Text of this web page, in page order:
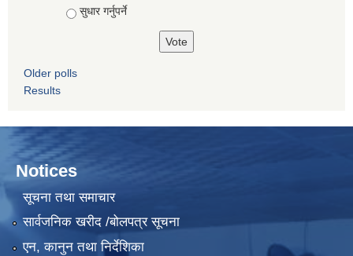
सुधार गर्नुपर्ने
Older polls
Results
Notices
सूचना तथा समाचार
सार्वजनिक खरीद /बोलपत्र सूचना
एन, कानुन तथा निर्देशिका